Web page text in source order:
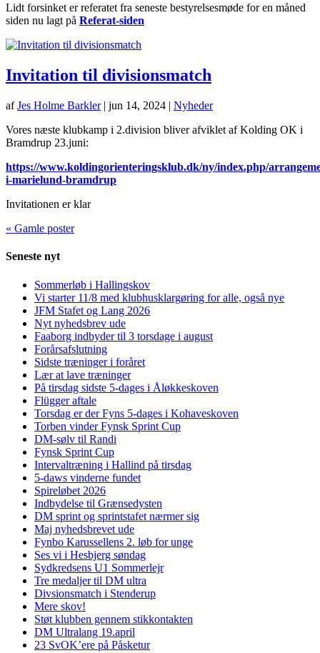
Lidt forsinket er referatet fra seneste bestyrelsesmøde for en måned
siden nu lagt på Referat-siden
Invitation til divisionsmatch
afJes Holme Barkler| jun 14, 2024 | Nyheder
Vores næste klubkamp i 2.division bliver afviklet af Kolding OK i
Bramdrup 23.juni:
https://www.koldingorienteringsklub.dk/ny/index.php/
i-marielund-bramdrup
Invitationen er klar
« Gamle poster
Seneste nyt
Sommerløb i Hallingskov
Vi starter 11/8 med klubhusklargøring for alle, også nye
JFM Stafet og Lang 2026
Nyt nyhedsbrev ude
Faaborg indbyder til 3 torsdage i august
Forårsafslutning
Sidste træninger i foråret
Lær at lave træninger
På tirsdag sidste 5-dages i Åløkkeskoven
Flügger aftale
Torsdag er der Fyns 5-dages i Kohaveskoven
Torben vinder Fynsk Sprint Cup
DM-sølv til Randi
Fynsk Sprint Cup
Intervaltræning i Hallind på tirsdag
5-daws vinderne fundet
Spireløbet 2026
Indbydelse til Grænsedysten
DM sprint og sprintstafet nærmer sig
Maj nyhedsbrevet ude
Fynbo Karussellens 2. løb for unge
Ses vi i Hesbjerg søndag
Sydkredsens U1 Sommerlejr
Tre medaljer til DM ultra
Divsionsmatch i Stenderup
Mere skov!
Støt klubben gennem stikkontakten
DM Ultralang 19.april
23 SvOK’ere på Påsketur